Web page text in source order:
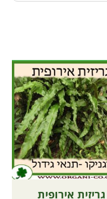
גריזית אירופית